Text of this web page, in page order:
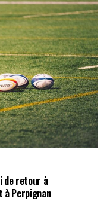
de retour à
à Perpignan